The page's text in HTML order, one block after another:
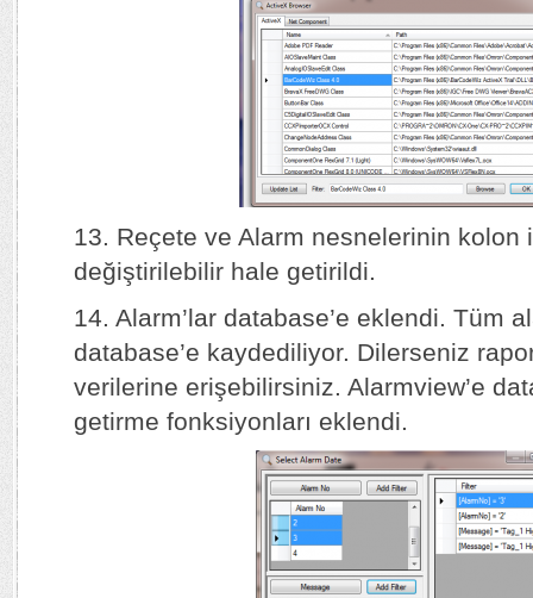
13. Reçete ve Alarm nesnelerinin kolon
değiştirilebilir hale getirildi.
14. Alarm’lar database’e eklendi. Tüm
database’e kaydediliyor. Dilerseniz
verilerine erişebilirsiniz. Alarmview’e
getirme fonksiyonları eklendi.